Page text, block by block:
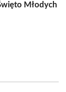
Młodych